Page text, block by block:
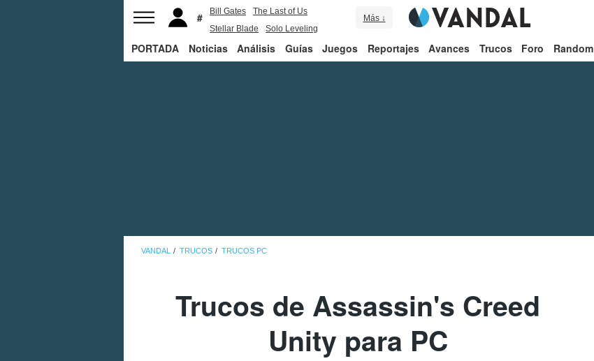
Bill Gates
The Last of Us
Stellar Blade
Solo Leveling
Más ↓
PORTADA Noticias Análisis Guías Juegos Reportajes Avances Trucos Foro Random
VANDAL TRUCOS TRUCOS PC
Trucos de Assassin's Creed
Unity para PC